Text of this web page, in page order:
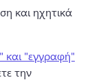
και ηχητικά
και "εγγραφή"
την